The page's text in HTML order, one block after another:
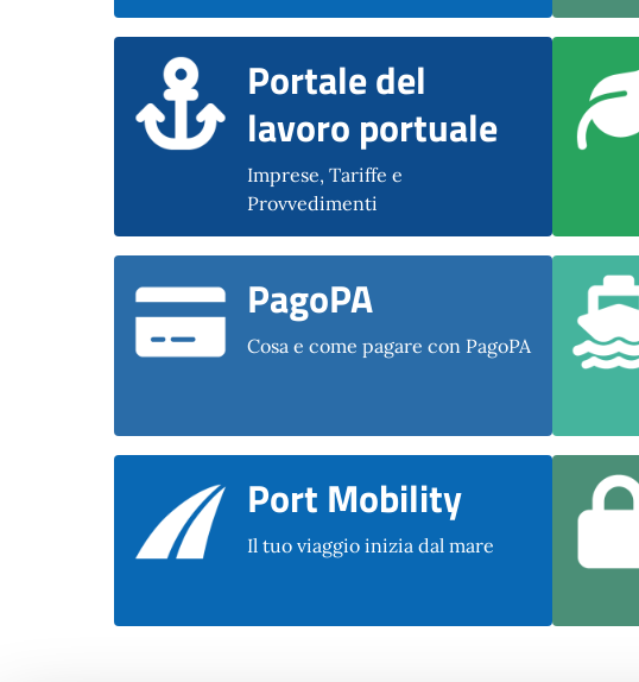
Portale del
lavoro portuale
Imprese, Tariffe e
Provvedimenti
PagoPA
Cosa e come pagare con PagoPA
Port Mobility
Il tuo viaggio inizia dal mare